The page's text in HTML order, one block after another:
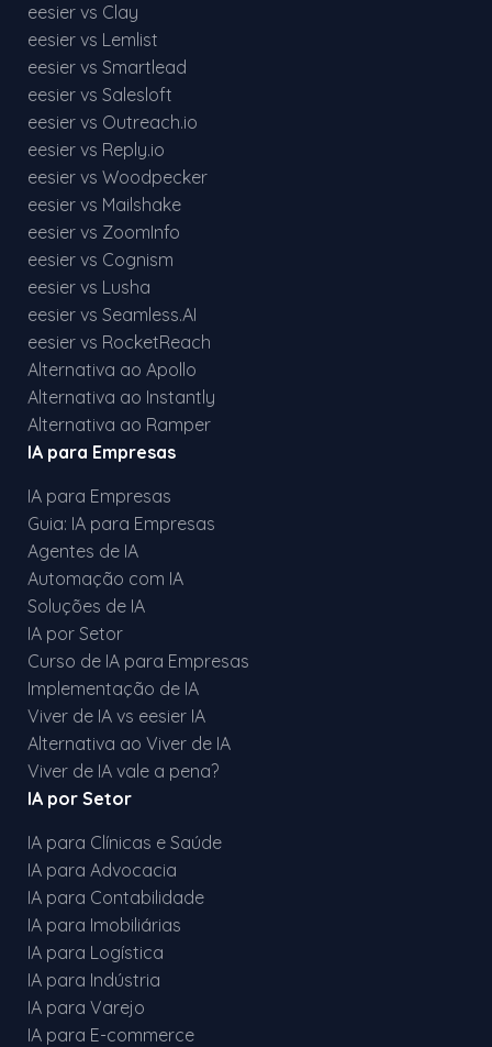
eesier vs Clay
eesier vs Lemlist
eesier vs Smartlead
eesier vs Salesloft
eesier vs Outreach.io
eesier vs Reply.io
eesier vs Woodpecker
eesier vs Mailshake
eesier vs ZoomInfo
eesier vs Cognism
eesier vs Lusha
eesier vs Seamless.AI
eesier vs RocketReach
Alternativa ao Apollo
Alternativa ao Instantly
Alternativa ao Ramper
IA para Empresas
IA para Empresas
Guia: IA para Empresas
Agentes de IA
Automação com IA
Soluções de IA
IA por Setor
Curso de IA para Empresas
Implementação de IA
Viver de IA vs eesier IA
Alternativa ao Viver de IA
Viver de IA vale a pena?
IA por Setor
IA para Clínicas e Saúde
IA para Advocacia
IA para Contabilidade
IA para Imobiliárias
IA para Logística
IA para Indústria
IA para Varejo
IA para E-commerce